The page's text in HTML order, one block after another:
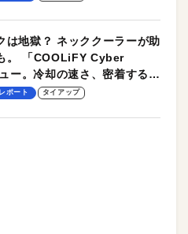
は地獄？ ネッククーラーが助
。 「COOLiFY Cyber
ー。冷却の速さ、密着する冷
シンプルな操作性がグッド！
レポート タイアップ